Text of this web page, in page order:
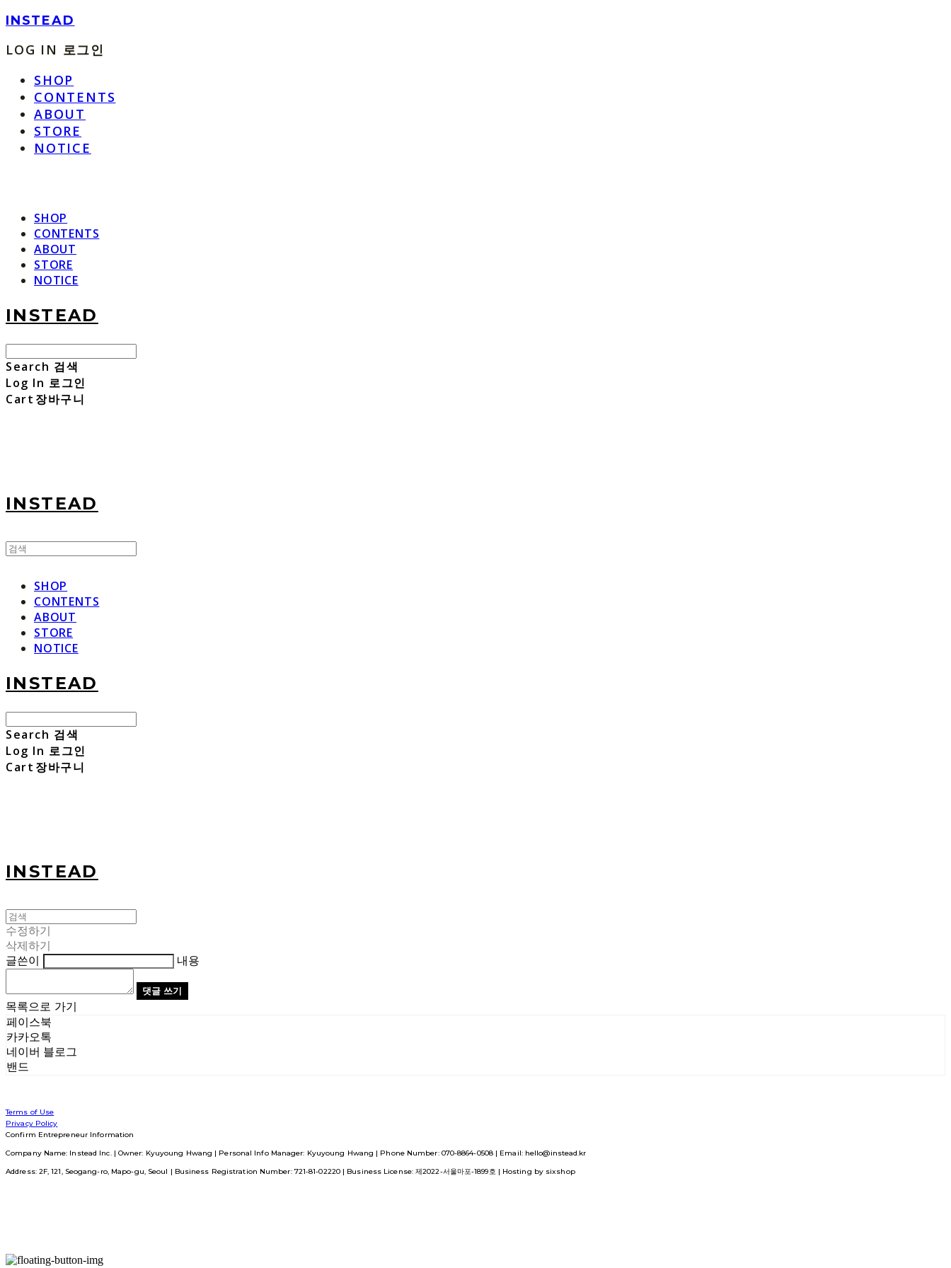
INSTEAD
LOG IN 로그인
SHOP
CONTENTS
ABOUT
STORE
NOTICE
SHOP
CONTENTS
ABOUT
STORE
NOTICE
INSTEAD
Search 검색
Log In 로그인
Cart 장바구니
INSTEAD
SHOP
CONTENTS
ABOUT
STORE
NOTICE
INSTEAD
Search 검색
Log In 로그인
Cart 장바구니
INSTEAD
수정하기
삭제하기
글쓴이
내용
댓글 쓰기
목록으로 가기
페이스북
카카오톡
네이버 블로그
밴드
Terms of Use
Privacy Policy
Confirm Entrepreneur Information
Company Name: Instead Inc. | Owner: Kyuyoung Hwang | Personal Info Manager: Kyuyoung Hwang | Phone Number: 070-8864-0508 | Email: hello@instead.kr
Address: 2F, 121, Seogang-ro, Mapo-gu, Seoul | Business Registration Number: 721-81-02220| Business License:제2022-서울마포-1899호 | Hosting by sixshop